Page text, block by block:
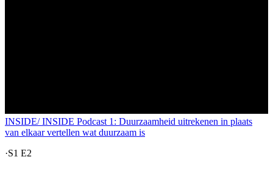
INSIDE/ INSIDE Podcast 1: Duurzaamheid uitrekenen in plaats
van elkaar vertellen wat duurzaam is
·S1 E2